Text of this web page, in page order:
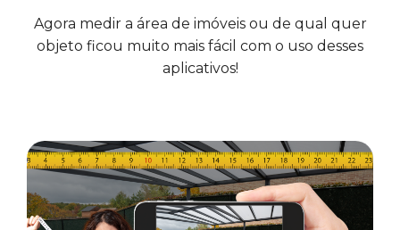
Agora medir a área de imóveis ou de qual quer
objeto ficou muito mais fácil com o uso desses
aplicativos!